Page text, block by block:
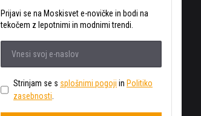
Prijavi se na Moskisvet e-novičke in bodi na
tekočem z lepotnimi in modnimi trendi.
Strinjam se s splošnimi pogoji in Politiko
zasebnosti